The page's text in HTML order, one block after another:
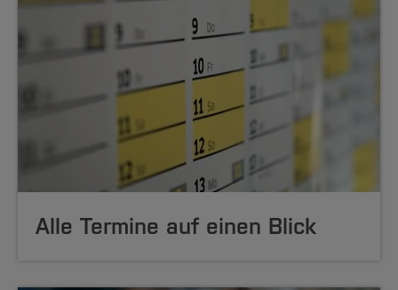
Alle Termine auf einen Blick